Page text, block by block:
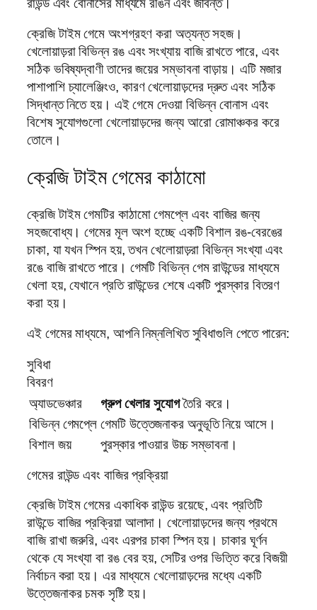
রাউন্ড এবং বোনাসের মাধ্যমে রঙিন এবং জীবন্ত।
ক্রেজি টাইম গেমে অংশগ্রহণ করা অত্যন্ত সহজ।
খেলোয়াড়রা বিভিন্ন রঙ এবং সংখ্যায় বাজি রাখতে পারে, এবং
সঠিক ভবিষ্যদ্বাণী তাদের জয়ের সম্ভাবনা বাড়ায়। এটি মজার
পাশাপাশি চ্যালেঞ্জিংও, কারণ খেলোয়াড়দের দ্রুত এবং সঠিক
সিদ্ধান্ত নিতে হয়। এই গেমে দেওয়া বিভিন্ন বোনাস এবং
বিশেষ সুযোগগুলো খেলোয়াড়দের জন্য আরো রোমাঞ্চকর করে
তোলে।
ক্রেজি টাইম গেমের কাঠামো
ক্রেজি টাইম গেমটির কাঠামো গেমপ্লে এবং বাজির জন্য
সহজবোধ্য। গেমের মূল অংশ হচ্ছে একটি বিশাল রঙ-বেরঙের
চাকা, যা যখন স্পিন হয়, তখন খেলোয়াড়রা বিভিন্ন সংখ্যা এবং
রঙে বাজি রাখতে পারে। গেমটি বিভিন্ন গেম রাউন্ডের মাধ্যমে
খেলা হয়, যেখানে প্রতি রাউন্ডের শেষে একটি পুরস্কার বিতরণ
করা হয়।
এই গেমের মাধ্যমে, আপনি নিম্নলিখিত সুবিধাগুলি পেতে পারেন:
সুবিধা
বিবরণ
অ্যাডভেঞ্চার
গ্রুপ খেলার সুযোগতৈরি করে।
বিভিন্ন গেমপ্লে গেমটি উত্তেজনাকর অনুভূতি নিয়ে আসে।
বিশাল জয়
পুরস্কার পাওয়ার উচ্চ সম্ভাবনা।
গেমের রাউন্ড এবং বাজির প্রক্রিয়া
ক্রেজি টাইম গেমের একাধিক রাউন্ড রয়েছে, এবং প্রতিটি
রাউন্ডে বাজির প্রক্রিয়া আলাদা। খেলোয়াড়দের জন্য প্রথমে
বাজি রাখা জরুরি, এবং এরপর চাকা স্পিন হয়। চাকার ঘূর্ণন
থেকে যে সংখ্যা বা রঙ বের হয়, সেটির ওপর ভিত্তি করে বিজয়ী
নির্বাচন করা হয়। এর মাধ্যমে খেলোয়াড়দের মধ্যে একটি
উত্তেজনাকর চমক সৃষ্টি হয়।